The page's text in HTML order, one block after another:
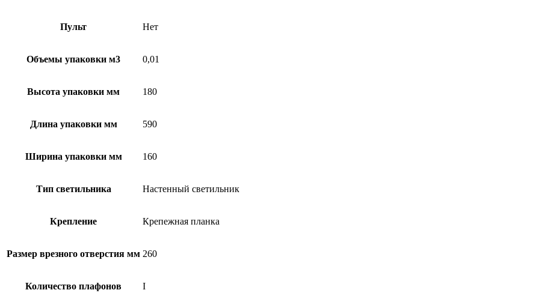
Пульт Нет
Объемы упаковки м3 0,01
Высота упаковки мм 180
Длина упаковки мм 590
Ширина упаковки мм 160
Тип светильника Настенный светильник
Крепление Крепежная планка
Размер врезного отверстия мм 260
Количество плафонов I